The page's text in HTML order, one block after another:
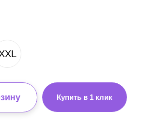
Купить в 1 клик